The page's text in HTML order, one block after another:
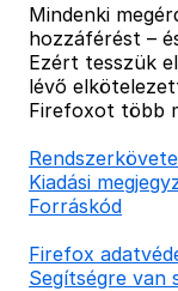
Mindenki
hozzáférést –
Ezért tesszük
lévő
Firefoxot több
Kiadási
Forráskód
Firefox
Segítségre van